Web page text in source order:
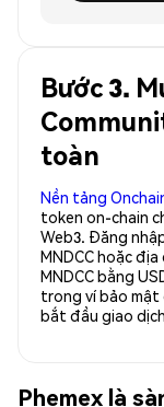
Bước 3.
toàn
Nền tảng
token on-chain
Web3. Đăng
MNDCC hoặc
MNDCC bằng
trong ví bảo mật
bắt đầu giao
Phemex là